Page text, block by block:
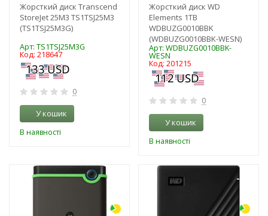
Жорсткий диск Transcend
StoreJet 25M3 TS1TSJ25M3
(TS1TSJ25M3G)
Арт: TS1TSJ25M3G
Код: 218647
0
У кошик
В наявності
Жорсткий диск WD
Elements 1TB
WDBUZG0010BBK
(WDBUZG0010BBK-WESN)
Арт: WDBUZG0010BBK-
WESN
Код: 201215
0
У кошик
В наявності
-3% -3%